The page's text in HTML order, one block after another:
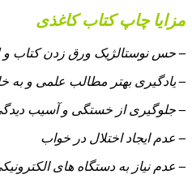
مزایا چاپ کتاب کاغذی
–حس نوستالژیک ورق زدن کتاب
–یادگیری بهتر مطالب علمی و به
–جلوگیری از خستگی و آسیب
– عدم ایجاد اختلال در خواب
– عدم نیاز به دستگاه‌ های